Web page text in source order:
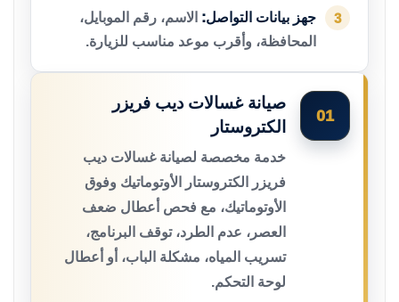
3 جهز بيانات التواصل: الاسم، رقم الموبايل،
المحافظة، وأقرب موعد مناسب للزيارة.
01
صيانة غسالات ديب فريزر
الكتروستار
خدمة مخصصة لصيانة غسالات ديب
فريزر الكتروستار الأوتوماتيك وفوق
الأوتوماتيك، مع فحص أعطال ضعف
العصر، عدم الطرد، توقف البرنامج،
تسريب المياه، مشكلة الباب، أو أعطال
لوحة التحكم.